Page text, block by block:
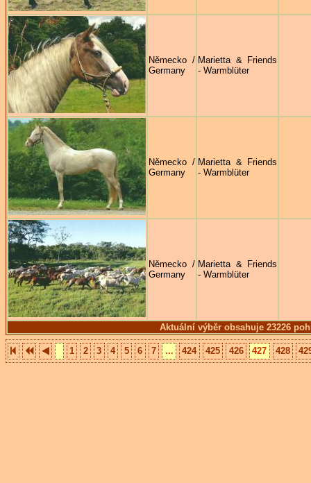
Aktuální výběr obsahuje 23226
Německo /
Germany
Marietta & Friends
- Warmblüter
Německo /
Germany
Marietta & Friends
- Warmblüter
Německo /
Germany
Marietta & Friends
- Warmblüter
1 2 3 4 5 6 7 ... 424 425 426 427 428